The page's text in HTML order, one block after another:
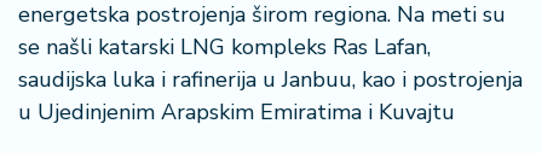
energetska postrojenja širom regiona. Na meti su
se našli katarski LNG kompleks Ras Lafan,
saudijska luka i rafinerija u Janbuu, kao i postrojenja
u Ujedinjenim Arapskim Emiratima i Kuvajtu